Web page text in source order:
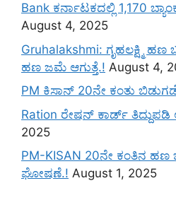
Bank ಕರ್ನಾಟಕದಲ್ಲಿ 1,170
August 4, 2025
Gruhalakshmi: ಗೃಹಲಕ್ಷ್ಮಿ
ಹಣ ಜಮೆ‌ ಆಗುತ್ತೆ.! August 4,
PM ಕಿಸಾನ್ 20ನೇ ಕಂತು
Ration ರೇಷನ್ ಕಾರ್ಡ್
2025
PM-KISAN 20ನೇ ಕಂತಿನ ಹಣ
ಘೋಷಣೆ.! August 1, 2025